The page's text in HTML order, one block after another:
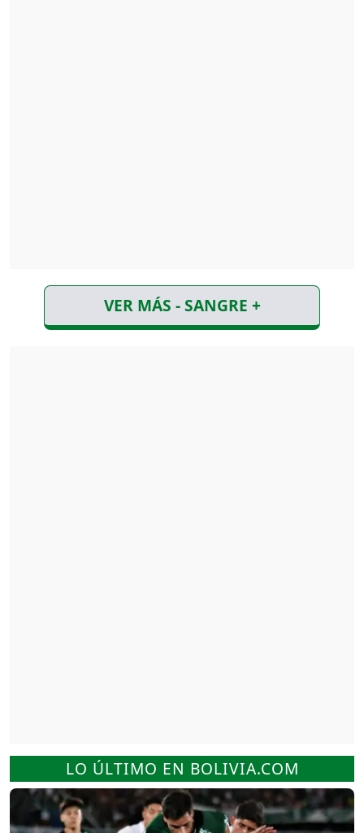
VER MÁS - SANGRE +
LO ÚLTIMO EN BOLIVIA.COM